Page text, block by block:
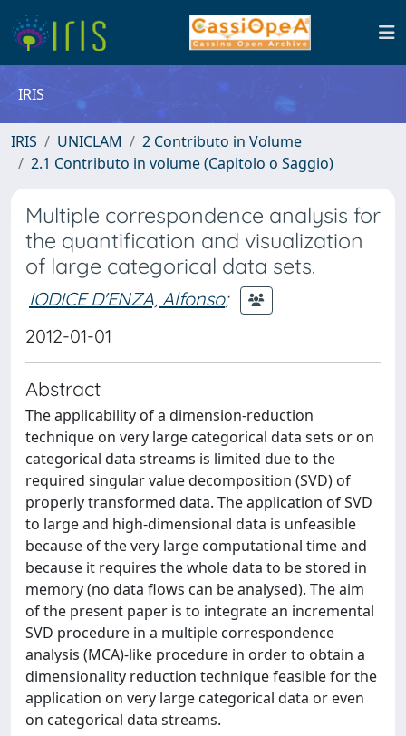
IRIS
IRIS UNICLAM
2 Contributo in Volume
2.1 Contributo in volume (Capitolo o Saggio)
Multiple correspondence analysis for
the quantification and visualization
of large categorical data sets.
IODICE D'ENZA, Alfonso;
2012-01-01
Abstract
The applicability of a dimension-reduction
technique on very large categorical data sets or on
categorical data streams is limited due to the
required singular value decomposition (SVD) of
properly transformed data. The application of SVD
to large and high-dimensional data is unfeasible
because of the very large computational time and
because it requires the whole data to be stored in
memory (no data flows can be analysed). The aim
of the present paper is to integrate an incremental
SVD procedure in a multiple correspondence
analysis (MCA)-like procedure in order to obtain a
dimensionality reduction technique feasible for the
application on very large categorical data or even
on categorical data streams.